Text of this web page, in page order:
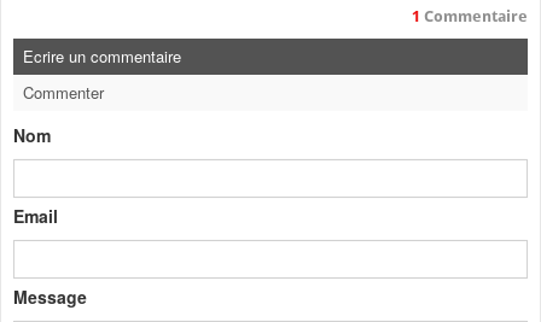
1 Commentaire
Ecrire un commentaire
Commenter
Nom
Email
Message